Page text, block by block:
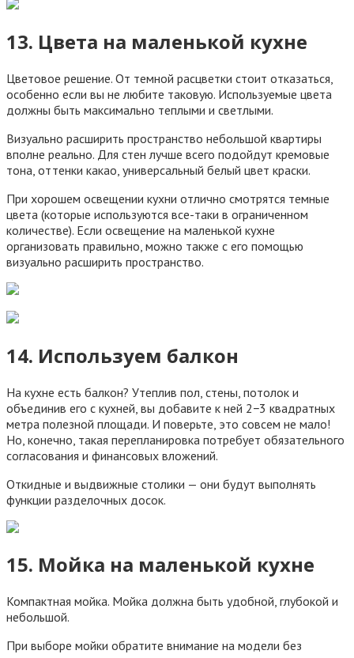
13. Цвета на маленькой кухне
Цветовое решение. От темной расцветки стоит отказаться,
особенно если вы не любите таковую. Используемые цвета
должны быть максимально теплыми и светлыми.
Визуально расширить пространство небольшой квартиры
вполне реально. Для стен лучше всего подойдут кремовые
тона, оттенки какао, универсальный белый цвет краски.
При хорошем освещении кухни отлично смотрятся темные
цвета (которые используются все-таки в ограниченном
количестве). Если освещение на маленькой кухне
организовать правильно, можно также с его помощью
визуально расширить пространство.
14. Используем балкон
На кухне есть балкон? Утеплив пол, стены, потолок и
объединив его с кухней, вы добавите к ней 2−3 квадратных
метра полезной площади. И поверьте, это совсем не мало!
Но, конечно, такая перепланировка потребует обязательного
согласования и финансовых вложений.
Откидные и выдвижные столики — они будут выполнять
функции разделочных досок.
15. Мойка на маленькой кухне
Компактная мойка. Мойка должна быть удобной, глубокой и
небольшой.
При выборе мойки обратите внимание на модели без